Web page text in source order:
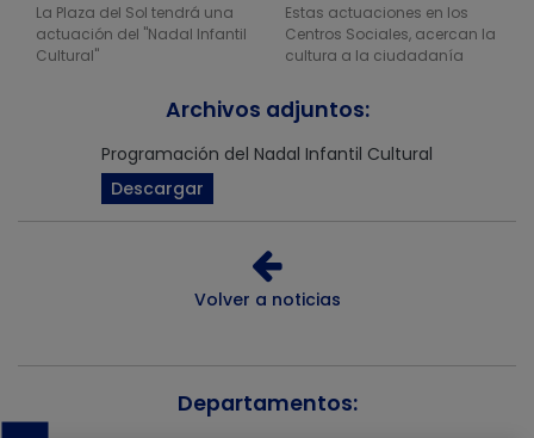
La Plaza del Sol tendrá una
actuación del "Nadal Infantil
Cultural"
Estas actuaciones en los
Centros Sociales, acercan la
cultura a la ciudadanía
Archivos adjuntos:
Programación del Nadal Infantil Cultural
Descargar
Volver a noticias
Departamentos: